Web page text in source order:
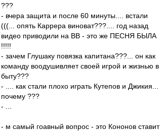
???
- вчера защита и после 60 минуты.... встали
(((... опять Каррера виноват???.... год назад
видео приводили на ВВ - это же ПЕСНЯ БЫЛА
!!!!!
- зачем Глушаку повязка капитана???... он как
команду воодушивляет своей игрой и жизнью в
быту???
- .... как стали плохо играть Кутепов и Джикия...
почему ???
- ...
- м самый гоавный вопрос - это Кононов ставит